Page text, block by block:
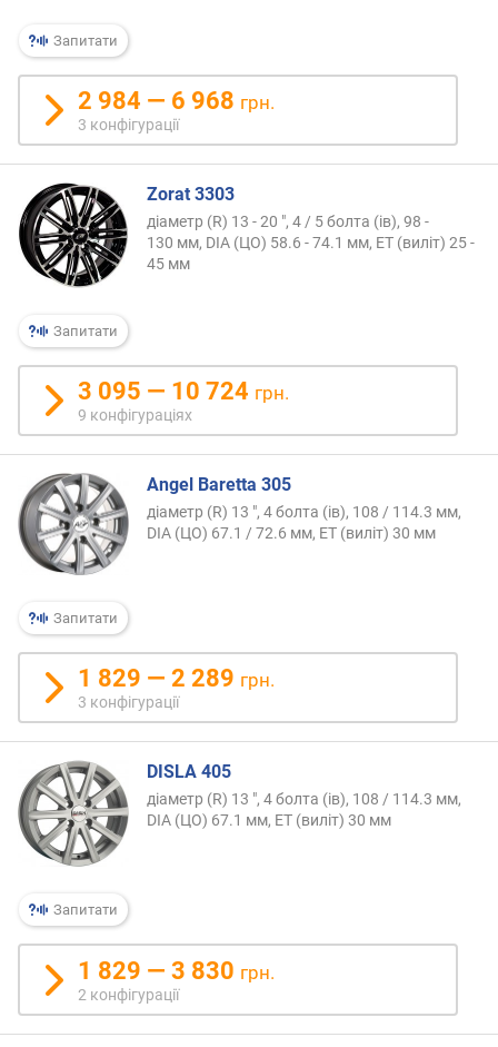
Запитати
2 984 — 6 968 грн.
3 конфігурації
Запитати
Zorat 3303
діаметр (R) 13 - 20 ", 4 / 5 болта (ів), 98 -
130 мм, DIA (ЦО) 58.6 - 74.1 мм, ET (виліт) 25 -
45 мм
3 095 — 10 724 грн.
9 конфігураціях
Запитати
Angel Baretta 305
діаметр (R) 13 ", 4 болта (ів), 108 / 114.3 мм,
DIA (ЦО) 67.1 / 72.6 мм, ET (виліт) 30 мм
1 829 — 2 289 грн.
3 конфігурації
Запитати
DISLA 405
діаметр (R) 13 ", 4 болта (ів), 108 / 114.3 мм,
DIA (ЦО) 67.1 мм, ET (виліт) 30 мм
1 829 — 3 830 грн.
2 конфігурації